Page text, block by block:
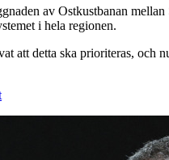
av Ostkustbanan
i hela regionen.
att detta ska prioriteras, och